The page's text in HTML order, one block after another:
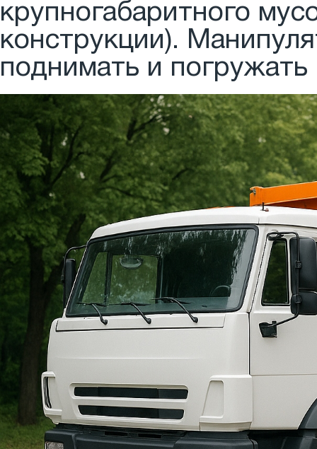
крупногабаритного
конструкции).
поднимать и